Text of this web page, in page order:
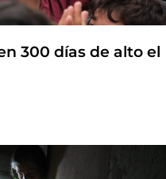
300 días de alto el